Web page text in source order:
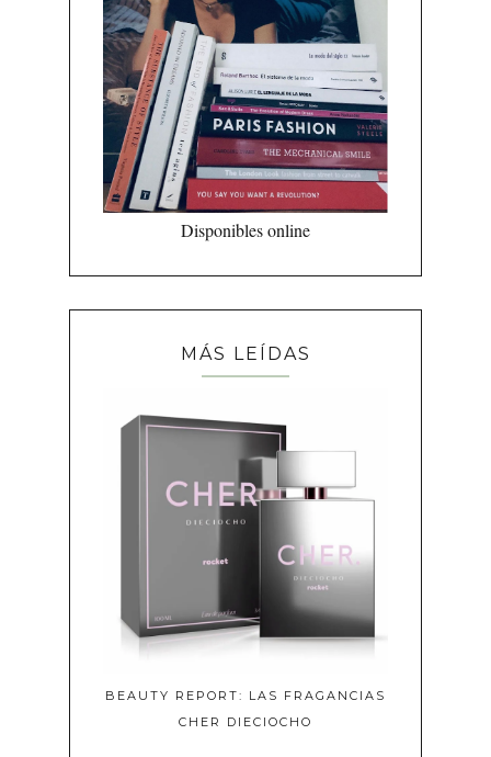
Disponibles online
MÁS LEÍDAS
BEAUTY REPORT: LAS FRAGANCIAS
CHER DIECIOCHO